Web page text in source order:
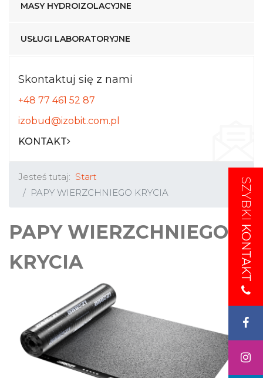
SZYBKI
KONTAKT
SZYBKI
KONTAKT
MASY HYDROIZOLACYJNE
USŁUGI LABORATORYJNE
Skontaktuj się z nami
+48 77 461 52 87
izobud@izobit.com.pl
KONTAKT
Jesteś tutaj: Start
PAPY WIERZCHNIEGO KRYCIA
PAPY WIERZCHNIEGO
KRYCIA